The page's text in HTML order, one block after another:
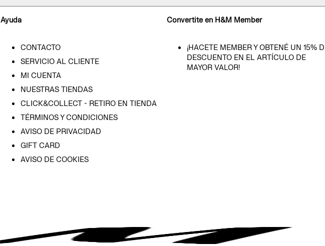
Ayuda
CONTACTO
SERVICIO AL CLIENTE
MI CUENTA
NUESTRAS TIENDAS
CLICK&COLLECT - RETIRO EN TIENDA
TÉRMINOS Y CONDICIONES
AVISO DE PRIVACIDAD
GIFT CARD
AVISO DE COOKIES
Convertite en H&M Member
¡HACETE MEMBER Y OBTENÉ UN 15%
DESCUENTO EN EL ARTÍCULO DE
MAYOR VALOR!